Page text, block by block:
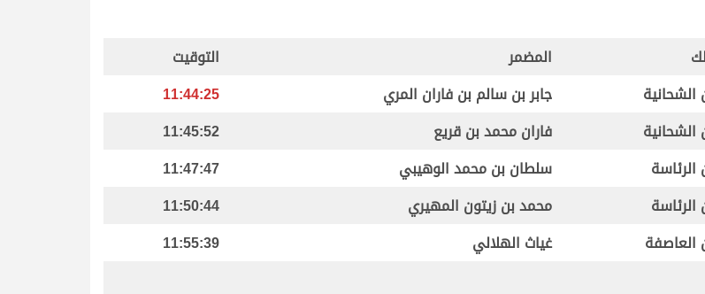
المضمر
التوقيت
جابر بن سالم بن فاران المري
11:44:25
فاران محمد بن قريع
11:45:52
سلطان بن محمد الوهيبي
11:47:47
محمد بن زيتون المهيري
11:50:44
غياث الهلالي 11:55:39